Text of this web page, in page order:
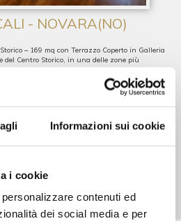
Informazioni sui cookie
i cookie
contenuti ed
dei social media e per
- NOVARA(NO)
– 169 mq con Terrazzo Coperto in Galleria
del Centro Storico, in una delle zone più
€ 329.000
Mq. 169